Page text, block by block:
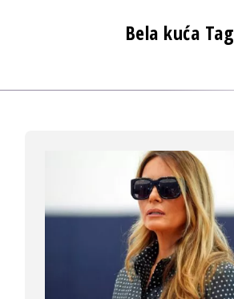
Bela kuća Tag